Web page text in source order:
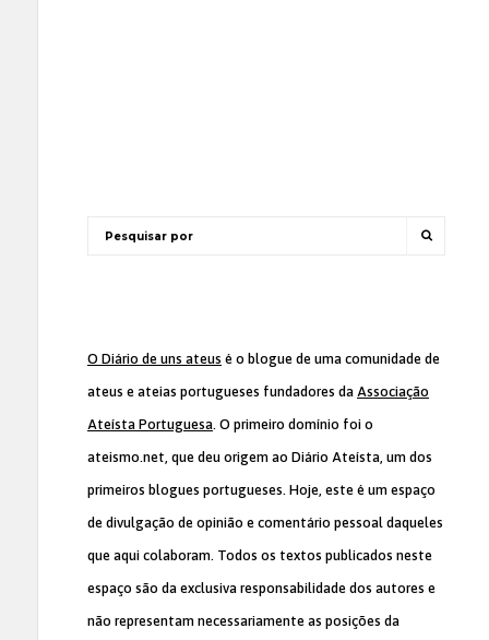
O Diário de uns ateus é o blogue de uma comunidade de
ateus e ateias portugueses fundadores da Associação
Ateísta Portuguesa. O primeiro domínio foi o
ateismo.net, que deu origem ao Diário Ateísta, um dos
primeiros blogues portugueses. Hoje, este é um espaço
de divulgação de opinião e comentário pessoal daqueles
que aqui colaboram. Todos os textos publicados neste
espaço são da exclusiva responsabilidade dos autores e
não representam necessariamente as posições da